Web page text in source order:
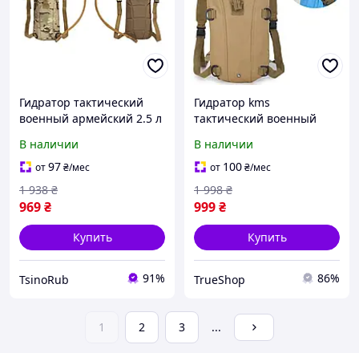
Гидратор тактический
военный армейский 2.5 л
гидратор мультикам
питьевая система
фректарн zin
В наличии
от97₴/мес
969₴
1 938 ₴
Купить
TsinoRub 91%
Гидратор kms
тактический военный
туристический питьевая
система фректарн для
страйкбола tru
В наличии
от 100₴/мес
999₴
1 998 ₴
Купить
TrueShop 86%
1 2 3 ...